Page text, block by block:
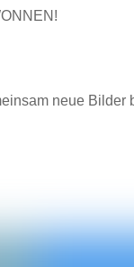
neue Bilder